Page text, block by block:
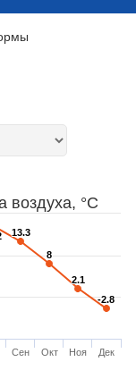
воздуха, °C
13.3
13.3
8
8
2.1
2.1
-2.8
-2.8
Сен Окт Ноя Дек